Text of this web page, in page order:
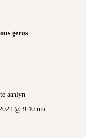
gerus
aanlyn
@ 9:40 nm